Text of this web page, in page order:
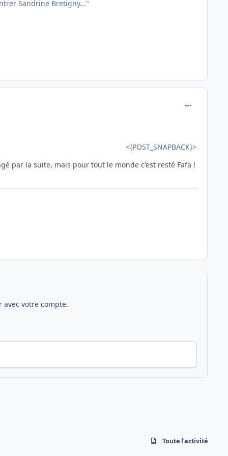
Sandrine Bretigny..."
<{POST_SNAPBACK}>
par la suite, mais pour tout le monde c'est resté Fafa !
votre compte.
Toute l’activité